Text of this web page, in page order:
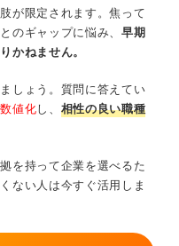
が限定されます。焦って
のギャップに悩み、 早期
かねません。
しょう。質問に答えてい
値化し、 相性の良い職種
を持って企業を選べるた
ない人は今すぐ活用しま